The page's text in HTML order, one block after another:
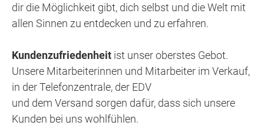
dir die Möglichkeit gibt, dich selbst und die Welt mit
allen Sinnen zu entdecken und zu erfahren.
Kundenzufriedenheit ist unser oberstes Gebot.
Unsere Mitarbeiterinnen und Mitarbeiter im Verkauf,
in der Telefonzentrale, der EDV
und dem Versand sorgen dafür, dass sich unsere
Kunden bei uns wohlfühlen.